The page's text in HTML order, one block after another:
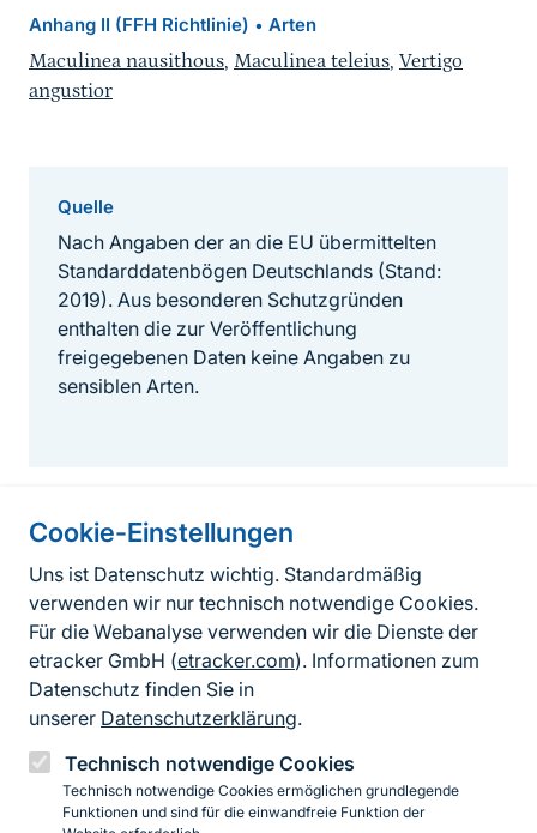
Cookie-Einstellungen
Uns ist Datenschutz wichtig. Standardmäßig
verwenden wir nur technisch notwendige Cookies.
Für die Webanalyse verwenden wir die Dienste der
etracker GmbH (etracker.com). Informationen zum
Datenschutz finden Sie in
unserer Datenschutzerklärung.
Technisch notwendige Cookies
Technisch notwendige Cookies ermöglichen grundlegende
Funktionen und sind für die einwandfreie Funktion der
Anhang II (FFH Richtlinie) • Arten
Maculinea nausithous, Maculinea teleius, Vertigo
angustior
Quelle
Nach Angaben der an die EU übermittelten
Standarddatenbögen Deutschlands (Stand:
2019). Aus besonderen Schutzgründen
enthalten die zur Veröffentlichung
freigegebenen Daten keine Angaben zu
sensiblen Arten.
Informationen zur Seite
FußzeileKontakt zum BfN
Kontaktformular
Erklärung zur Barrierefreiheit
Impressum
Datenschutz